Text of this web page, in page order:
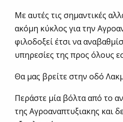
Με αυτές τις σημαντικές
ακόμη κύκλος για την
φιλοδοξεί έτσι να
υπηρεσίες της προς όλους
Θα μας βρείτε στην οδό
Περάστε μία βόλτα από το
της Αγροαναπτυξιακης και